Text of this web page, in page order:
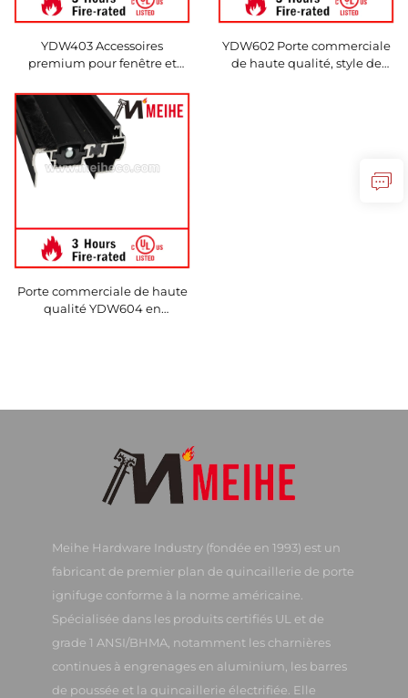
YDW403 Accessoires
premium pour fenêtre et
aluminium anodisé
transparent durable
YDW602 Porte commerciale
de haute qualité, style de
Porte commerciale de haute
qualité YDW604 en
Meihe Hardware Industry (fondée en 1993) est un
fabricant de premier plan de quincaillerie de porte
ignifuge conforme à la norme américaine.
Spécialisée dans les produits certifiés UL et de
grade 1 ANSI/BHMA, notamment les charnières
continues à engrenages en aluminium, les barres
de poussée et la quincaillerie électrifiée. Elle